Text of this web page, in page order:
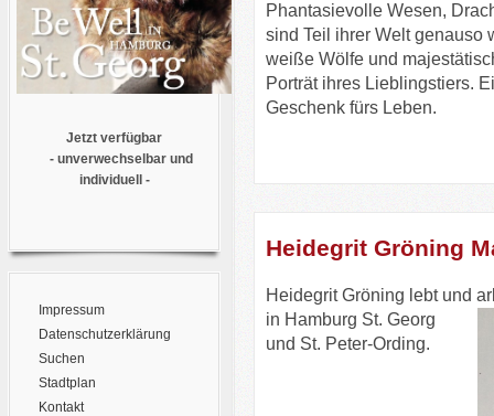
Jetzt verfügbar
- unverwechselbar und
individuell -
Impressum
Datenschutzerklärung
Suchen
Stadtplan
Kontakt
Phantasievolle Wesen,
sind Teil ihrer Welt genauso
weiße Wölfe und
Porträt ihres Lieblingstiers.
Geschenk fürs Leben.
Heidegrit Gröning
Heidegrit Gröning lebt und
in Hamburg St. Georg
und St. Peter-Ording.